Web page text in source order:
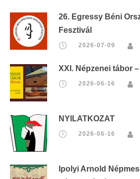
26. Egressy Béni
Fesztivál
2026-07-09
XXI. Népzenei tábor
2026-06-16
NYILATKOZAT
2026-06-16
Ipolyi Arnold